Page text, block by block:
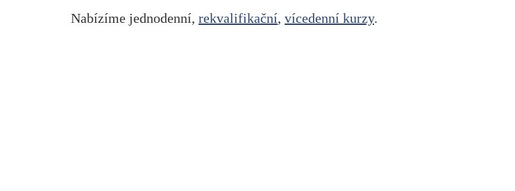
Nabízíme jednodenní, rekvalifikační, vícedenní kurzy.